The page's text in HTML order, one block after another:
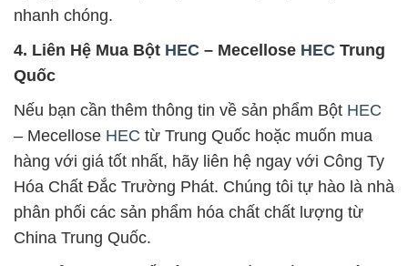
nhanh chóng.
4. Liên Hệ Mua Bột HEC – Mecellose HEC Trung
Quốc
Nếu bạn cần thêm thông tin về sản phẩm Bột HEC
– Mecellose HEC từ Trung Quốc hoặc muốn mua
hàng với giá tốt nhất, hãy liên hệ ngay với Công Ty
Hóa Chất Đắc Trường Phát. Chúng tôi tự hào là nhà
phân phối các sản phẩm hóa chất chất lượng từ
China Trung Quốc.